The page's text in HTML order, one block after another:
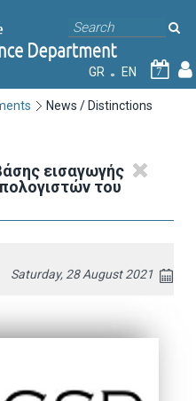
GR EN 7
News / Distinctions
εισαγωγής
του
Saturday, 28 August 2021